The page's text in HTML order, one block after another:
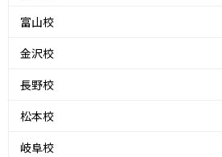
富山校
金沢校
長野校
松本校
岐阜校